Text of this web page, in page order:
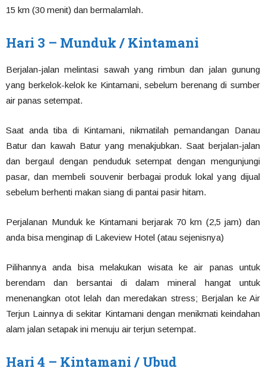
15 km (30 menit) dan bermalamlah.
Hari 3 – Munduk / Kintamani
Berjalan-jalan melintasi sawah yang rimbun dan jalan gunung
yang berkelok-kelok ke Kintamani, sebelum berenang di sumber
air panas setempat.
Saat anda tiba di Kintamani, nikmatilah pemandangan Danau
Batur dan kawah Batur yang menakjubkan. Saat berjalan-jalan
dan bergaul dengan penduduk setempat dengan mengunjungi
pasar, dan membeli souvenir berbagai produk lokal yang dijual
sebelum berhenti makan siang di pantai pasir hitam.
Perjalanan Munduk ke Kintamani berjarak 70 km (2,5 jam) dan
anda bisa menginap di Lakeview Hotel (atau sejenisnya)
Pilihannya anda bisa melakukan wisata ke air panas untuk
berendam dan bersantai di dalam mineral hangat untuk
menenangkan otot lelah dan meredakan stress; Berjalan ke Air
Terjun Lainnya di sekitar Kintamani dengan menikmati keindahan
alam jalan setapak ini menuju air terjun setempat.
Hari 4 – Kintamani / Ubud